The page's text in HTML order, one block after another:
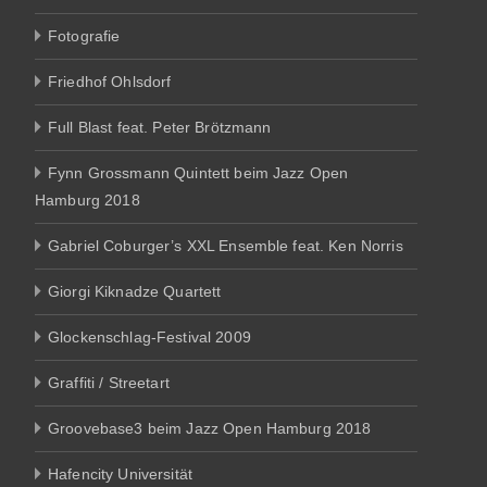
Fotografie
Friedhof Ohlsdorf
Full Blast feat. Peter Brötzmann
Fynn Grossmann Quintett beim Jazz Open
Hamburg 2018
Gabriel Coburger’s XXL Ensemble feat. Ken Norris
Giorgi Kiknadze Quartett
Glockenschlag-Festival 2009
Graffiti / Streetart
Groovebase3 beim Jazz Open Hamburg 2018
Hafencity Universität